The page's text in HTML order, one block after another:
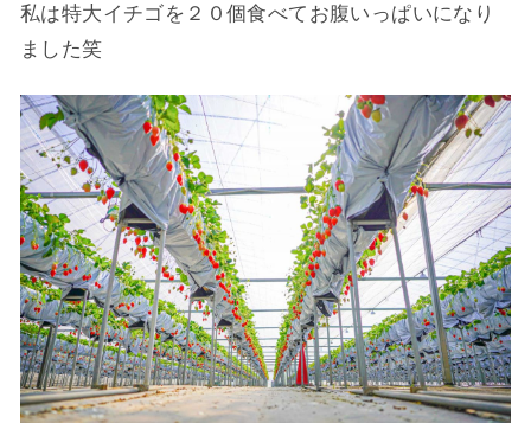
私は特大イチゴを２０個食べてお腹いっぱいになり
ました笑